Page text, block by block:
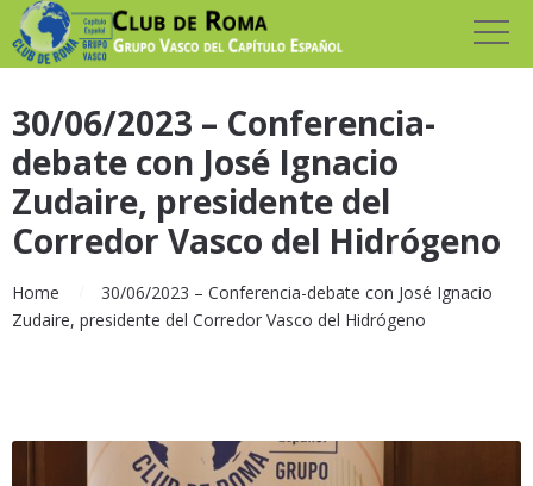
30/06/2023 – Conferencia-
debate con José Ignacio
Zudaire, presidente del
Corredor Vasco del Hidrógeno
Home
30/06/2023 – Conferencia-debate con José Ignacio
Zudaire, presidente del Corredor Vasco del Hidrógeno